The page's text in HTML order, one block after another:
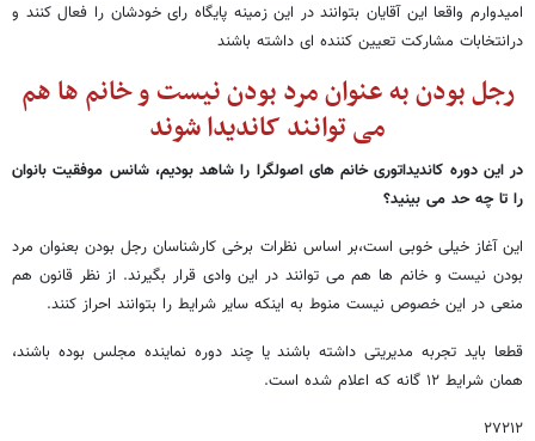
امیدوارم واقعا این آقایان بتوانند در این زمینه پایگاه رای خودشان را فعال کنند و
درانتخابات مشارکت تعیین کننده ای داشته باشند
رجل بودن به عنوان مرد بودن نیست و خانم ها هم
می توانند کاندیدا شوند
در این دوره کاندیداتوری خانم های اصولگرا را شاهد بودیم، شانس موفقیت بانوان
را تا چه حد می بینید؟
این آغاز خیلی خوبی است،بر اساس نظرات برخی کارشناسان رجل بودن بعنوان مرد
بودن نیست و خانم ها هم می توانند در این وادی قرار بگیرند. از نظر قانون هم
منعی در این خصوص نیست منوط به اینکه سایر شرایط را بتوانند احراز کنند.
قطعا باید تجربه مدیریتی داشته باشند یا چند دوره نماینده مجلس بوده باشند،
همان شرایط ۱۲ گانه که اعلام شده است.
۲۷۲۱۲